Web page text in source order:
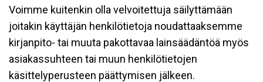
Voimme kuitenkin olla velvoitettuja säilyttämään
joitakin käyttäjän henkilötietoja noudattaaksemme
kirjanpito- tai muuta pakottavaa lainsäädäntöä myös
asiakassuhteen tai muun henkilötietojen
käsittelyperusteen päättymisen jälkeen.